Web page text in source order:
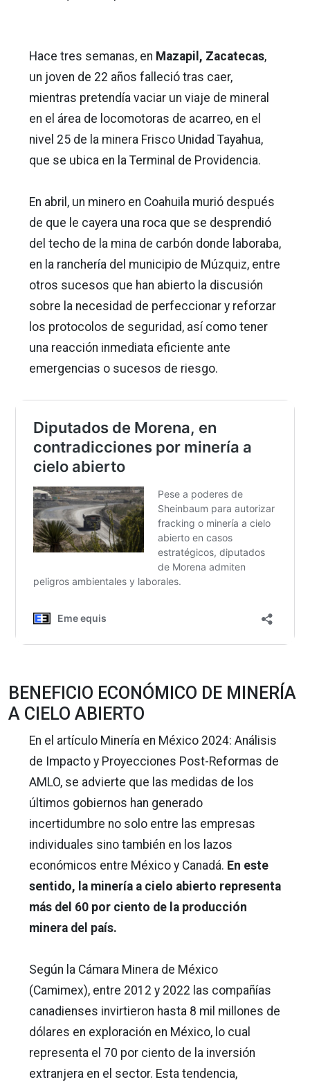
Hace tres semanas, en Mazapil, Zacatecas,
un joven de 22 años falleció tras caer,
mientras pretendía vaciar un viaje de mineral
en el área de locomotoras de acarreo, en el
nivel 25 de la minera Frisco Unidad Tayahua,
que se ubica en la Terminal de Providencia.
En abril, un minero en Coahuila murió después
de que le cayera una roca que se desprendió
del techo de la mina de carbón donde laboraba,
en la ranchería del municipio de Múzquiz, entre
otros sucesos que han abierto la discusión
sobre la necesidad de perfeccionar y reforzar
los protocolos de seguridad, así como tener
una reacción inmediata eficiente ante
emergencias o sucesos de riesgo.
BENEFICIO ECONÓMICO DE MINERÍA
A CIELO ABIERTO
En el artículo Minería en México 2024: Análisis
de Impacto y Proyecciones Post-Reformas de
AMLO, se advierte que las medidas de los
últimos gobiernos han generado
incertidumbre no solo entre las empresas
individuales sino también en los lazos
económicos entre México y Canadá. En este
sentido, la minería a cielo abierto representa
más del 60 por ciento de la producción
minera del país.
Según la Cámara Minera de México
(Camimex), entre 2012 y 2022 las compañías
canadienses invirtieron hasta 8 mil millones de
dólares en exploración en México, lo cual
representa el 70 por ciento de la inversión
extranjera en el sector. Esta tendencia,